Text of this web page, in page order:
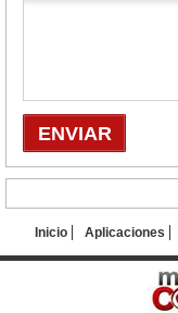
Inicio Aplicaciones